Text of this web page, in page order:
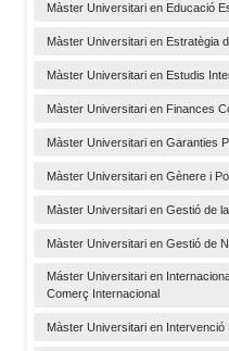
Màster Universitari en Educació
Màster Universitari en Estratègia
Màster Universitari en Estudis
Màster Universitari en Finances
Màster Universitari en Garanties
Màster Universitari en Gènere i
Màster Universitari en Gestió de
Màster Universitari en Gestió de
Máster Universitari en
Comerç Internacional
Màster Universitari en Intervenció